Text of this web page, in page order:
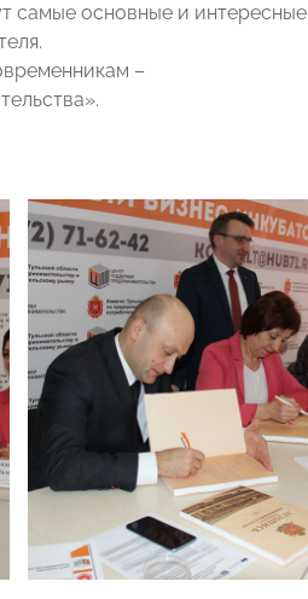
самые основные и интересные
–